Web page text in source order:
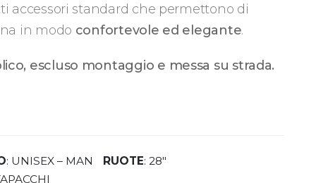
accessori standard che permettono di
in modo confortevole ed elegante.
escluso montaggio e messa su strada.
: UNISEX – MAN RUOTE: 28″